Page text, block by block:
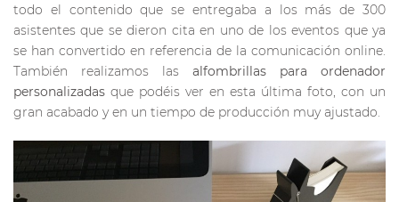
todo el contenido que se entregaba a los más de 300
asistentes que se dieron cita en uno de los eventos que ya
se han convertido en referencia de la comunicación online.
También realizamos las alfombrillas para ordenador
personalizadas que podéis ver en esta última foto, con un
gran acabado y en un tiempo de producción muy ajustado.